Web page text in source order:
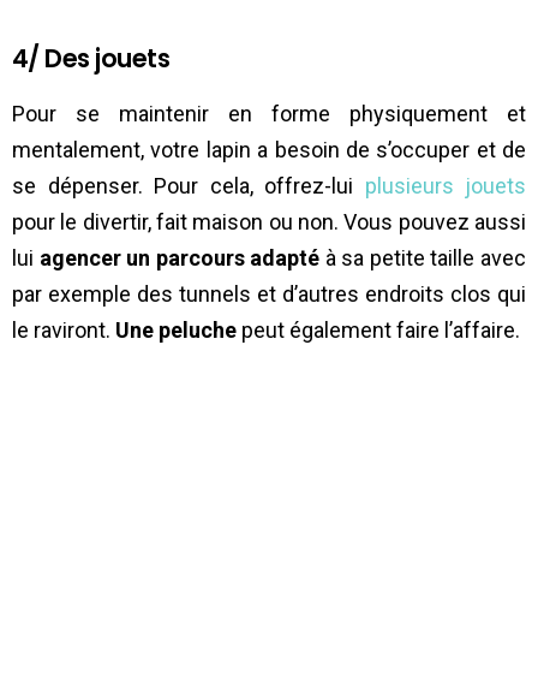
4/ Des jouets
Pour se maintenir en forme physiquement et
mentalement, votre lapin a besoin de s’occuper et de
se dépenser. Pour cela, offrez-lui plusieurs jouets
pour le divertir, fait maison ou non. Vous pouvez aussi
lui agencer un parcours adapté à sa petite taille avec
par exemple des tunnels et d’autres endroits clos qui
le raviront. Une peluche peut également faire l’affaire.